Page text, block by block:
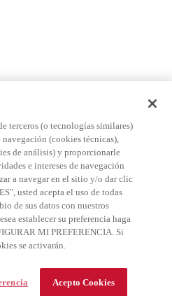
terceros (o tecnologías similares)
(cookies técnicas),
de análisis) y proporcionarle
e intereses de navegación
a navegar en el sitio y/o dar clic
usted acepta el uso de todas
de sus datos con nuestros
establecer su preferencia haga
MI PREFERENCIA. Si
se activarán.
Acepto Cookies